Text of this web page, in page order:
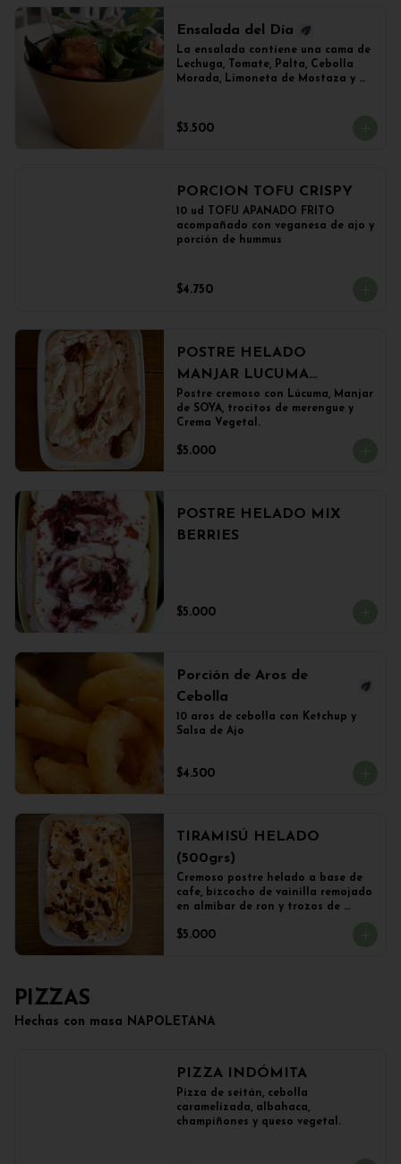
Ensalada del Día
La ensalada contiene una cama de
Lechuga, Tomate, Palta, Cebolla
Morada, Limoneta de Mostaza y
o Falafel.
$3.500
PORCION TOFU CRISPY
10 ud TOFU APANADO FRITO
acompañado con veganesa de ajo y
porción de hummus
$4.750
POSTRE HELADO
MANJAR LUCUMA
(500grs)
Postre cremoso con Lúcuma, Manjar
de SOYA, trocitos de merengue y
Crema Vegetal.
$5.000
POSTRE HELADO MIX
BERRIES
$5.000
Porción de Aros de
Cebolla
10 aros de cebolla con Ketchup y
Salsa de Ajo
$4.500
TIRAMISÚ HELADO
(500grs)
Cremoso postre helado a base de
cafe, bizcocho de vainilla remojado
en almibar de ron y trozos de
$5.000
PIZZAS
Hechas con masa NAPOLETANA
PIZZA INDÓMITA
Pizza de seitán, cebolla
caramelizada, albahaca,
champiñones y queso vegetal.